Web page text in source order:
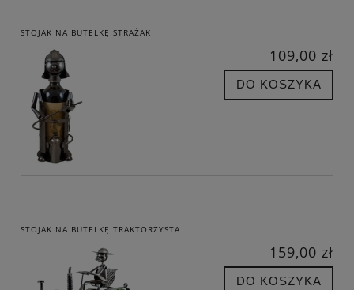
STOJAK NA BUTELKĘ STRAŻAK
109,00 zł
DO KOSZYKA
STOJAK NA BUTELKĘ TRAKTORZYSTA
159,00 zł
DO KOSZYKA